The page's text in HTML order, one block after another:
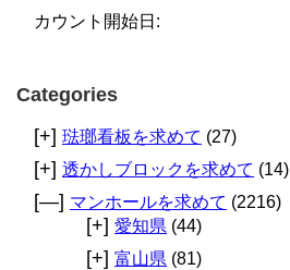
カウント開始日:
Categories
[+] 琺瑯看板を求めて (27)
[+] 透かしブロックを求めて (14)
[—] マンホールを求めて (2216)
[+] 愛知県 (44)
[+] 富山県 (81)